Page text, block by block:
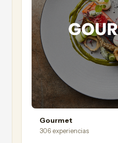
Gourmet
306 experiencias